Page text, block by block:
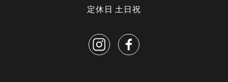
定休日 土日祝